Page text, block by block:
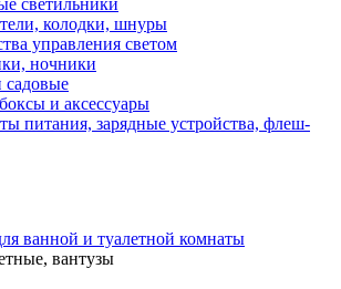
светильники
колодки, шнуры
управления светом
ночники
и аксессуары
питания, зарядные устройства, флеш-
ванной и туалетной комнаты
вантузы